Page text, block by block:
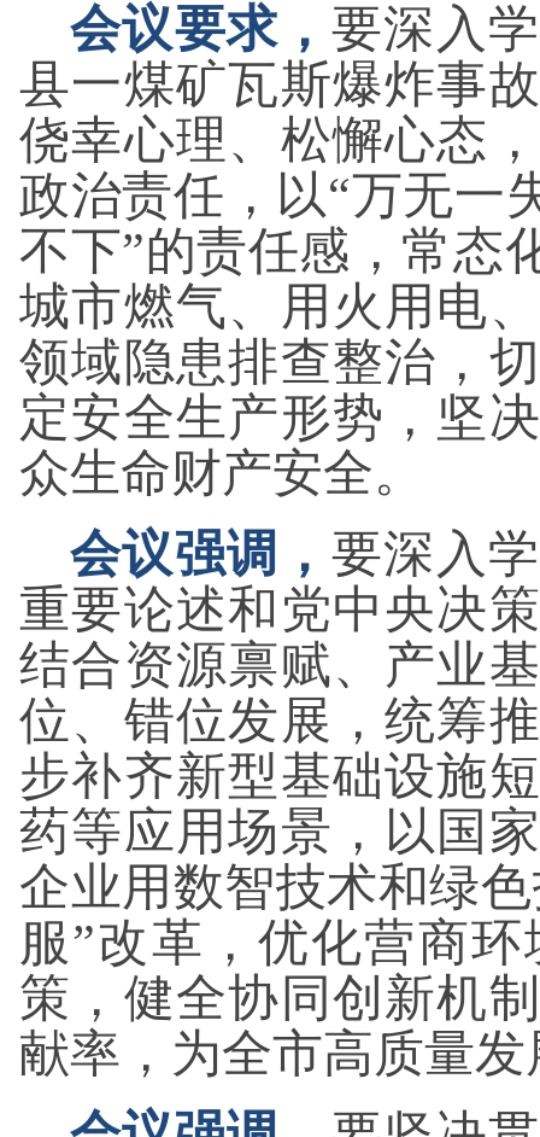
会议要求， 要深入
县一煤矿瓦斯爆炸事
侥幸心理、松懈心态
政治责任，以“万无一
不下”的责任感，常态
城市燃气、用火用电
领域隐患排查整治，
定安全生产形势，坚
众生命财产安全。
会议强调， 要深入
重要论述和党中央决
结合资源禀赋、产业
位、错位发展，统筹
步补齐新型基础设施
药等应用场景，以国
企业用数智技术和绿
服”改革，优化营商
策，健全协同创新机
献率，为全市高质量